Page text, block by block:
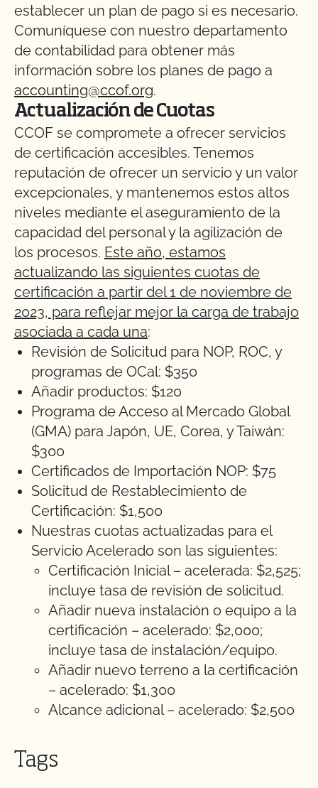
establecer un plan de pago si es necesario.
Comuníquese con nuestro departamento
de contabilidad para obtener más
información sobre los planes de pago a
accounting@ccof.org.
Actualización de Cuotas
CCOF se compromete a ofrecer servicios
de certificación accesibles. Tenemos
reputación de ofrecer un servicio y un valor
excepcionales, y mantenemos estos altos
niveles mediante el aseguramiento de la
capacidad del personal y la agilización de
los procesos. Este año, estamos
actualizando las siguientes cuotas de
certificación a partir del 1 de noviembre de
2023, para reflejar mejor la carga de trabajo
asociada a cada una:
Revisión de Solicitud para NOP, ROC, y
programas de OCal: $350
Añadir productos: $120
Programa de Acceso al Mercado Global
(GMA) para Japón, UE, Corea, y Taiwán:
$300
Certificados de Importación NOP: $75
Solicitud de Restablecimiento de
Certificación: $1,500
Nuestras cuotas actualizadas para el
Servicio Acelerado son las siguientes:
Certificación Inicial – acelerada: $2,525;
incluye tasa de revisión de solicitud.
Añadir nueva instalación o equipo a la
certificación – acelerado: $2,000;
incluye tasa de instalación/equipo.
Añadir nuevo terreno a la certificación
– acelerado: $1,300
Alcance adicional – acelerado: $2,500
Tags